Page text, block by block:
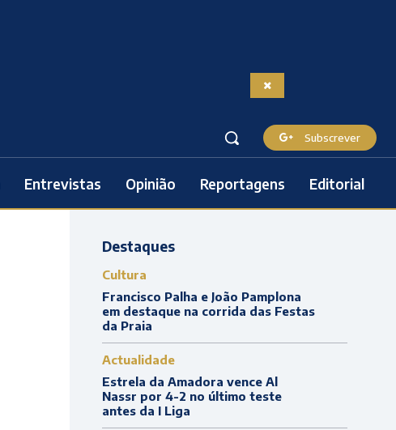
Subscrever
Entrevistas Opinião Reportagens Editorial
Destaques
Cultura
Francisco Palha e João Pamplona
em destaque na corrida das Festas
da Praia
Actualidade
Estrela da Amadora vence Al
Nassr por 4-2 no último teste
antes da I Liga